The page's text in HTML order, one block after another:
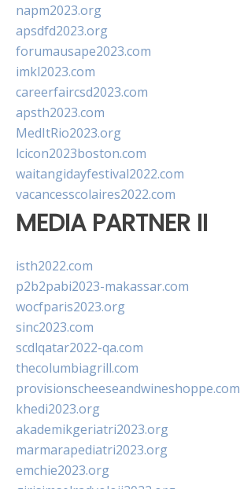
napm2023.org
apsdfd2023.org
forumausape2023.com
imkl2023.com
careerfaircsd2023.com
apsth2023.com
MedItRio2023.org
lcicon2023boston.com
waitangidayfestival2022.com
vacancesscolaires2022.com
MEDIA PARTNER II
isth2022.com
p2b2pabi2023-makassar.com
wocfparis2023.org
sinc2023.com
scdlqatar2022-qa.com
thecolumbiagrill.com
provisionscheeseandwineshoppe.com
khedi2023.org
akademikgeriatri2023.org
marmarapediatri2023.org
emchie2023.org